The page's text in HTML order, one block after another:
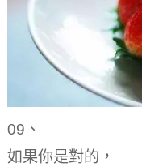
09、
如果你是對的，